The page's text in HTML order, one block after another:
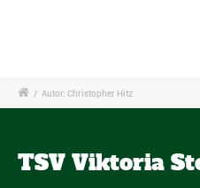
/ Autor: Christopher Hitz
TSV Viktoria